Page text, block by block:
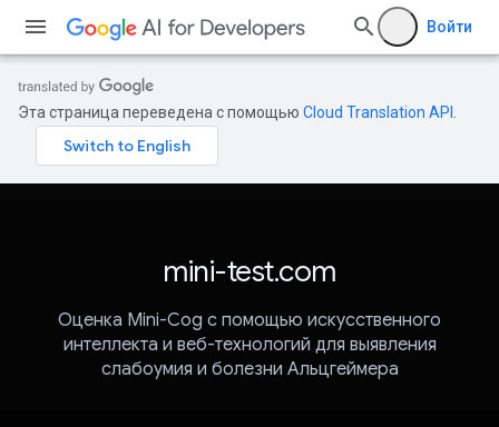
Войти
Эта страница переведена с помощью Cloud Translation API
mini-test.com
Оценка Mini-Cog с помощью искусственного
интеллекта и веб-технологий для выявления
слабоумия и болезни Альцгеймера